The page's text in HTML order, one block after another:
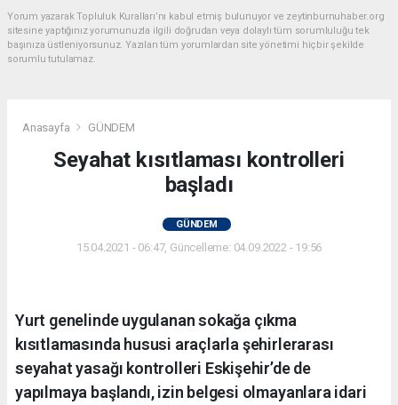
Yorum yazarak Topluluk Kuralları’nı kabul etmiş bulunuyor ve zeytinburnuhaber.org
sitesine yaptığınız yorumunuzla ilgili doğrudan veya dolaylı tüm sorumluluğu tek
başınıza üstleniyorsunuz. Yazılan tüm yorumlardan site yönetimi hiçbir şekilde
sorumlu tutulamaz.
Anasayfa GÜNDEM
Seyahat kısıtlaması kontrolleri
başladı
GÜNDEM
15.04.2021 - 06:47, Güncelleme: 04.09.2022 - 19:56
Yurt genelinde uygulanan sokağa çıkma
kısıtlamasında hususi araçlarla şehirlerarası
seyahat yasağı kontrolleri Eskişehir’de de
yapılmaya başlandı, izin belgesi olmayanlara idari